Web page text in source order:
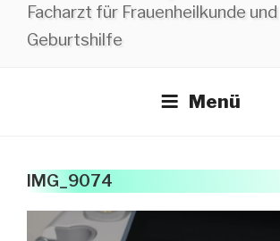
Facharzt für Frauenheilkunde und
Geburtshilfe
Menü
IMG_9074